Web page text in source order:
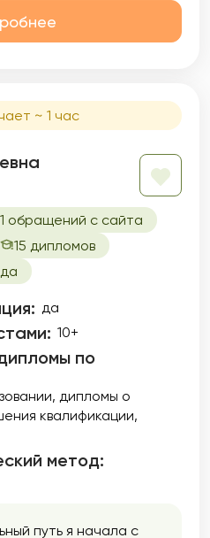
~ 1 час
обращений с сайта
15 дипломов
да
10+
по
дипломы о
квалификации
метод:
путь я начала с